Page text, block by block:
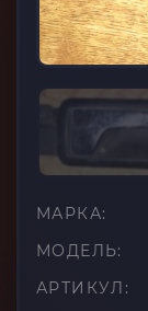
МАРКА:
МОДЕЛЬ:
АРТИКУЛ: